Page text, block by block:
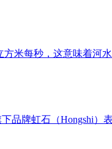
米每秒，这意味着河
品牌虹石（Hongshi）